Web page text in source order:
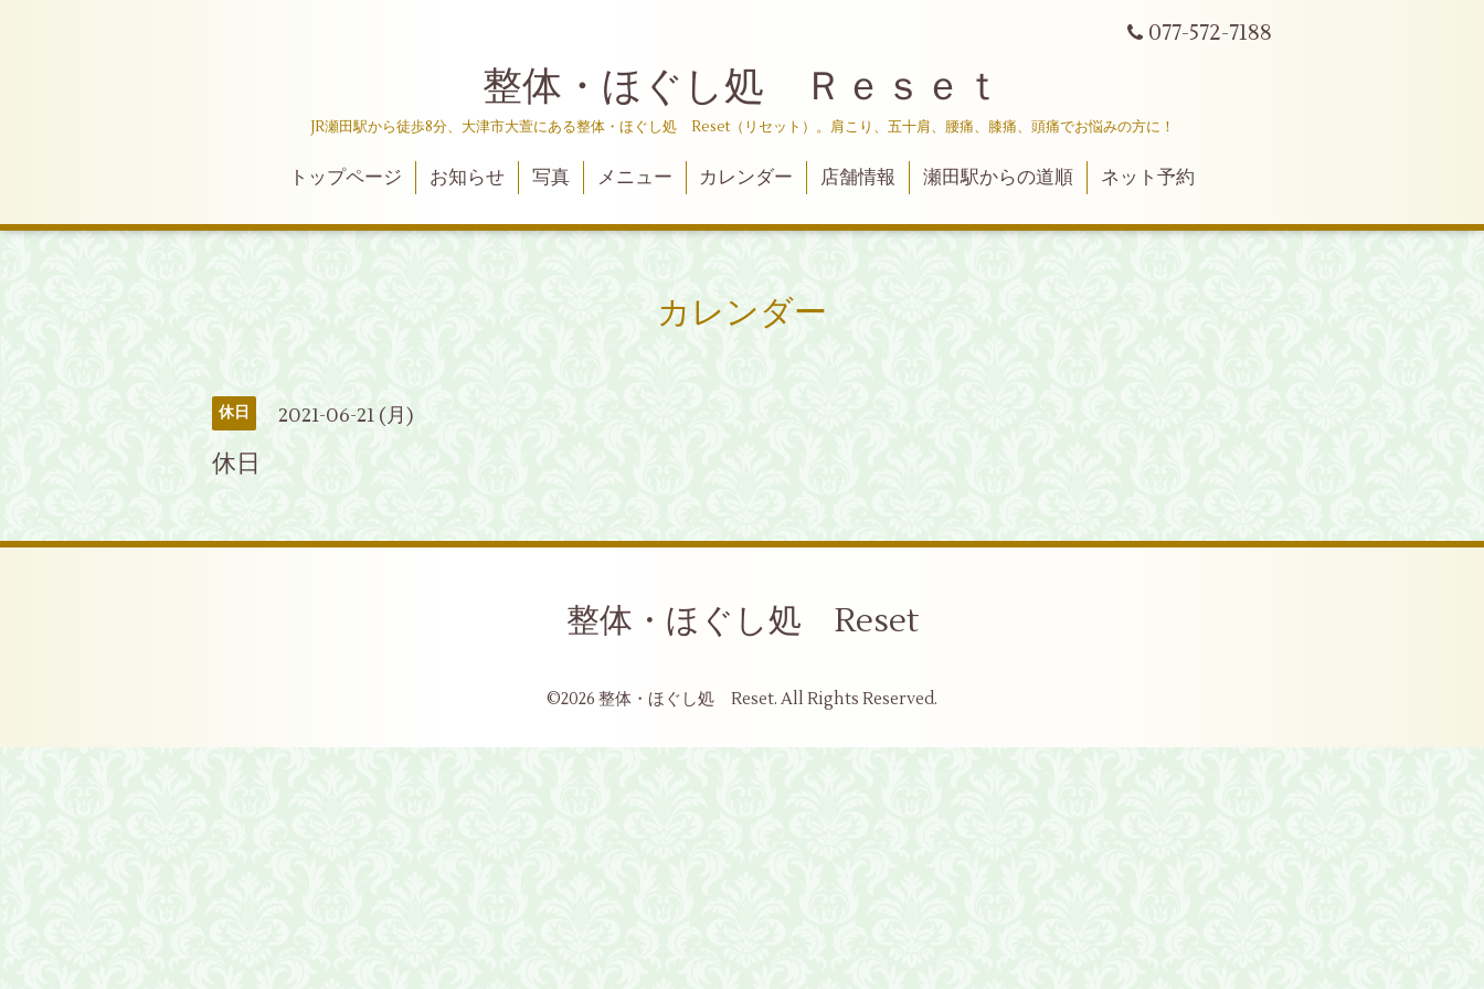
077-572-7188
整体・ほぐし処 Ｒｅｓｅｔ
JR瀬田駅から徒歩8分、大津市大萱にある整体・ほぐし処 Reset（リセット）。肩こり、五十肩、腰痛、膝痛、頭痛でお悩みの方に！
トップページ お知らせ 写真 メニュー カレンダー 店舗情報 瀬田駅からの道順 ネット予約
カレンダー
休日 2021-06-21 (月)
休日
整体・ほぐし処 Reset
©2026 整体・ほぐし処 Reset. All Rights Reserved.